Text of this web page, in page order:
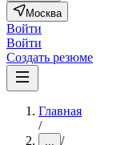
Москва
Войти
Войти
Создать резюме
Главная
/
... /